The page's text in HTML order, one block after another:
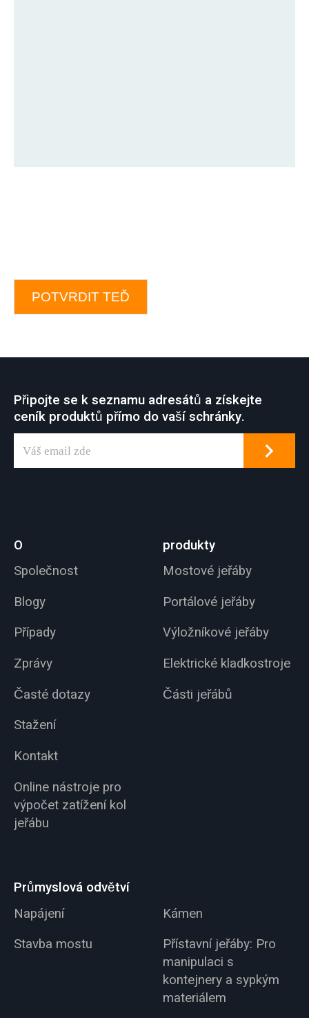
POTVRDIT TEĎ
Připojte se k seznamu adresátů a získejte
ceník produktů přímo do vaší schránky.
O
Společnost
Blogy
Případy
Zprávy
Časté dotazy
Stažení
Kontakt
Online nástroje pro
výpočet zatížení kol
jeřábu
produkty
Mostové jeřáby
Portálové jeřáby
Výložníkové jeřáby
Elektrické kladkostroje
Části jeřábů
Průmyslová odvětví
Napájení
Kámen
Stavba mostu
Přístavní jeřáby: Pro
manipulaci s
kontejnery a sypkým
materiálem